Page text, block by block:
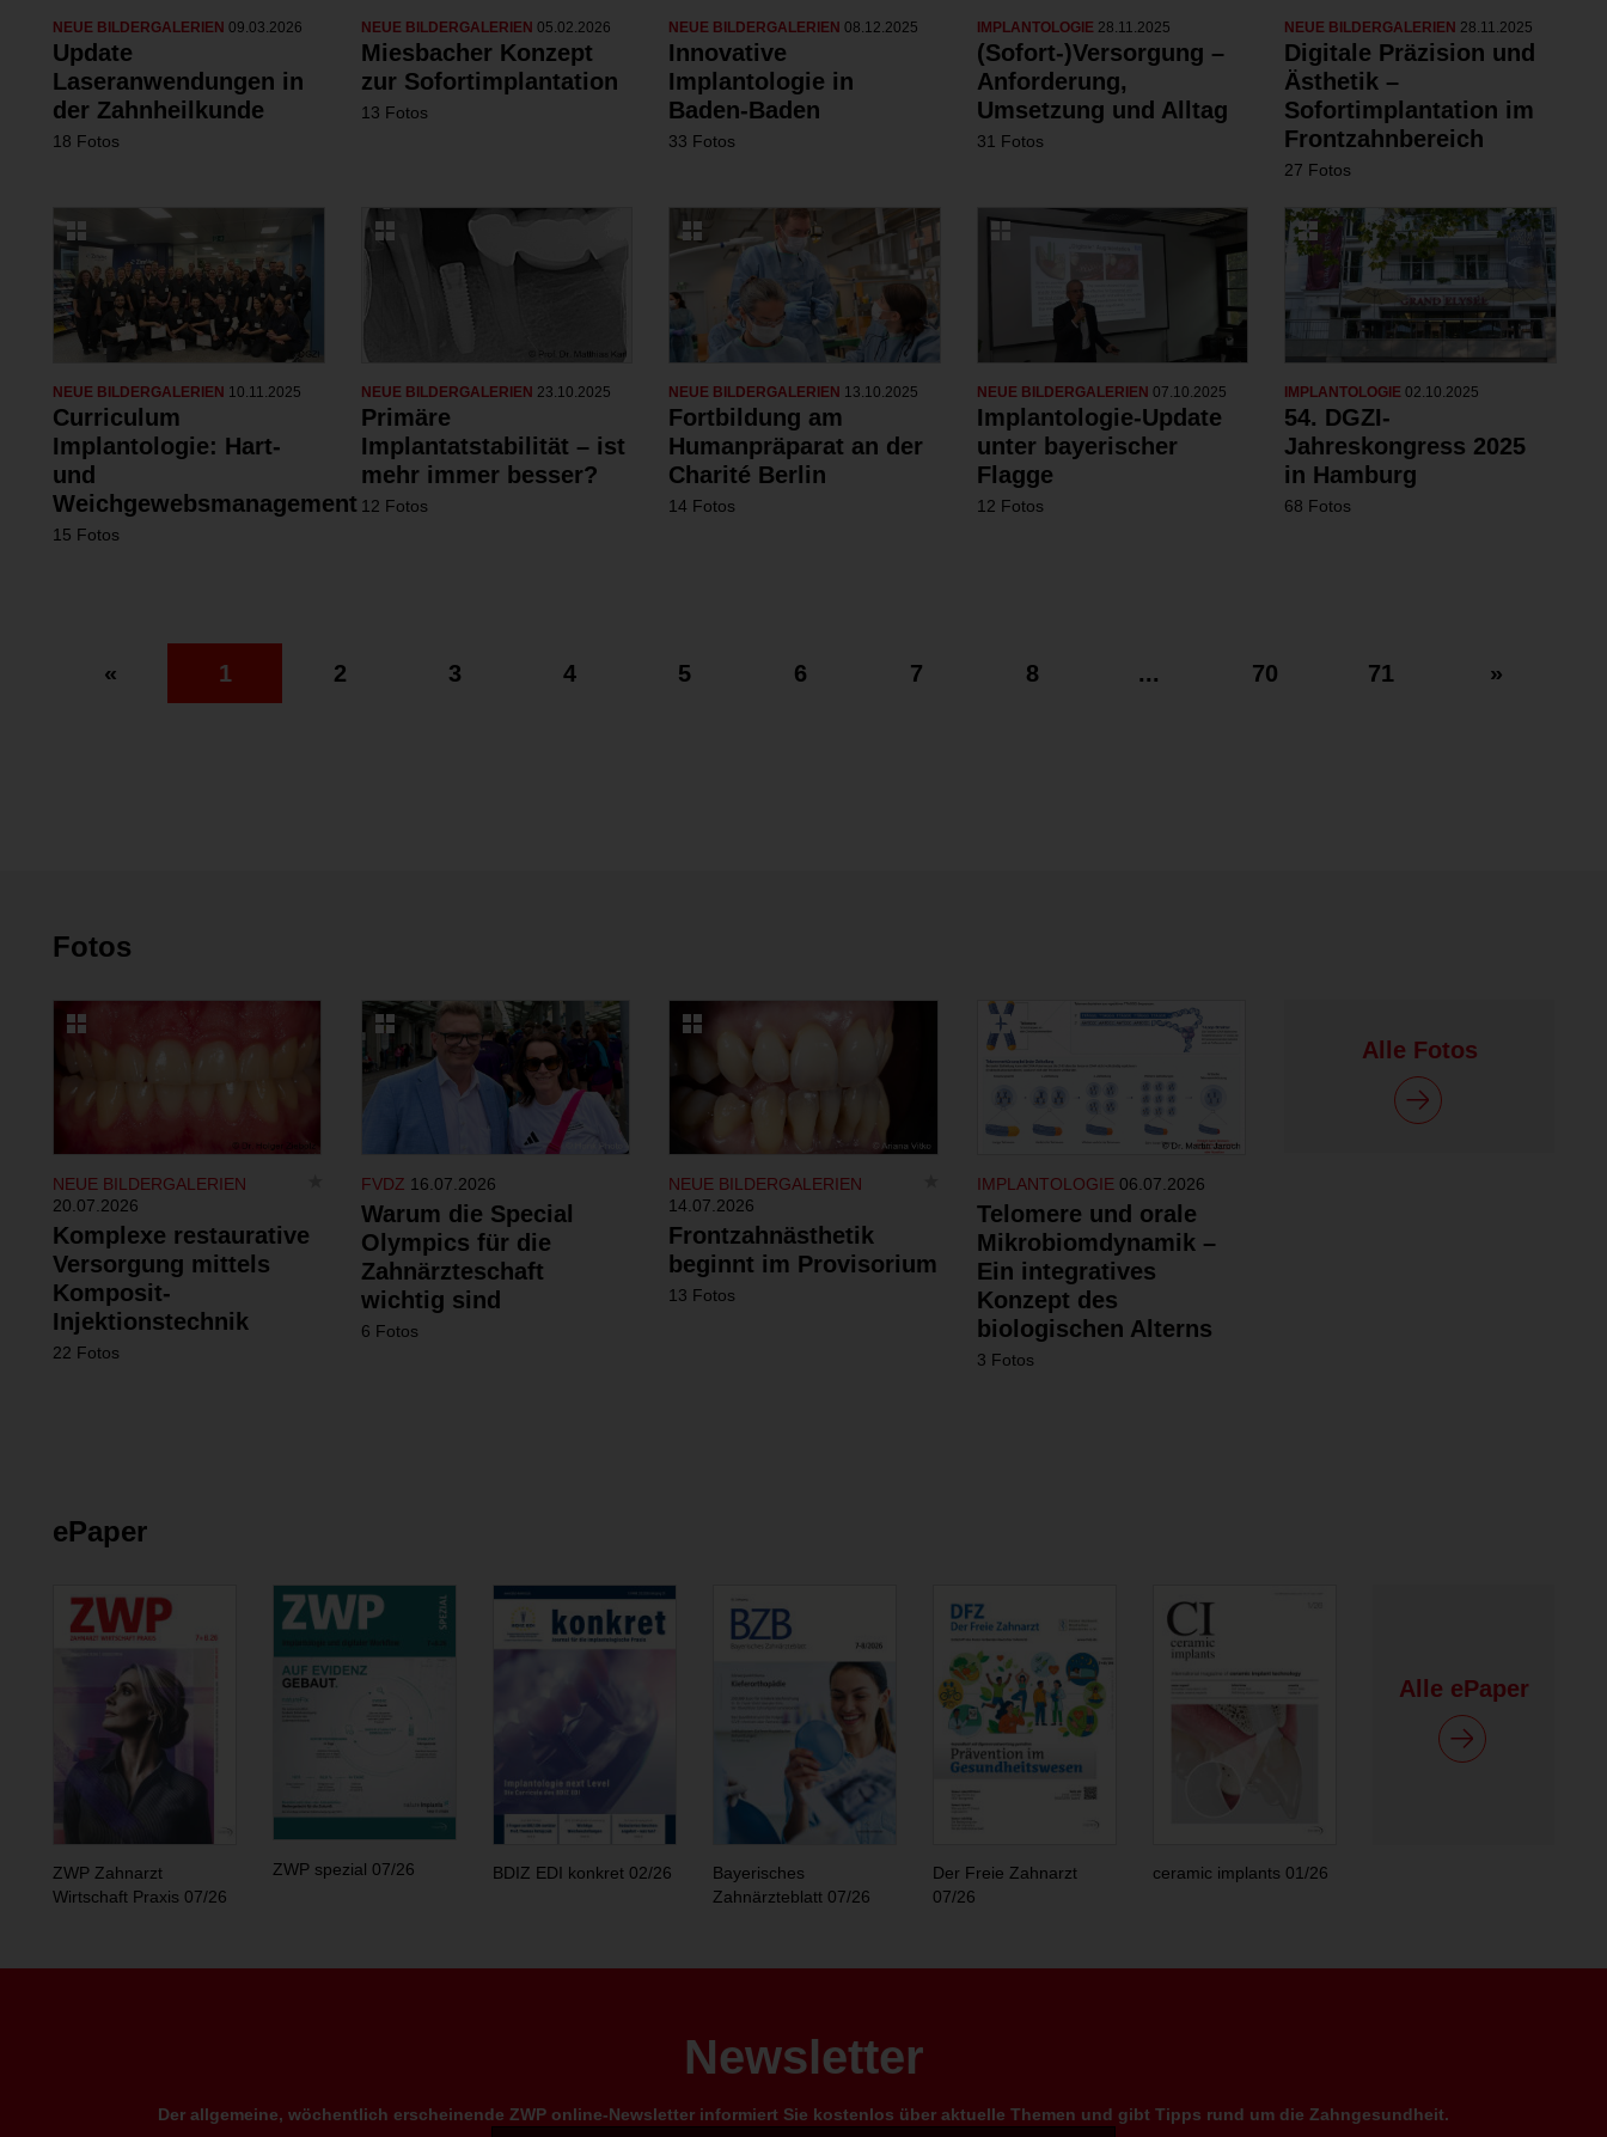
NEUE BILDERGALERIEN 09.03.2026
Update
Laseranwendungen in
der Zahnheilkunde
18 Fotos
NEUE BILDERGALERIEN 05.02.2026
Miesbacher Konzept
zur Sofortimplantation
13 Fotos
NEUE BILDERGALERIEN08.12.2025
Innovative
Implantologie in
Baden-Baden
33 Fotos
IMPLANTOLOGIE 28.11.2025
(Sofort-)Versorgung –
Anforderung,
Umsetzung und Alltag
31 Fotos
NEUE BILDERGALERIEN 28.11.2025
Digitale Präzision und
Ästhetik –
Sofortimplantation im
Frontzahnbereich
27 Fotos
NEUE BILDERGALERIEN 10.11.2025
Curriculum
Implantologie: Hart-
und
Weichgewebsmanagement
15 Fotos
NEUE BILDERGALERIEN 23.10.2025
Primäre
Implantatstabilität – ist
mehr immer besser?
12 Fotos
NEUE BILDERGALERIEN 13.10.2025
Fortbildung am
Humanpräparat an der
Charité Berlin
14 Fotos
NEUE BILDERGALERIEN 07.10.2025
Implantologie-Update
unter bayerischer
Flagge
12 Fotos
IMPLANTOLOGIE02.10.2025
54. DGZI-
Jahreskongress 2025
in Hamburg
68 Fotos
« 1 2 3 4 5 6 7 8 ... 70 71 »
Fotos
NEUE BILDERGALERIEN
20.07.2026
Komplexe restaurative
Versorgung mittels
Komposit-
Injektionstechnik
22 Fotos
FVDZ 16.07.2026
Warum die Special
Olympics für die
Zahnärzteschaft
wichtig sind
6 Fotos
NEUE BILDERGALERIEN
14.07.2026
Frontzahnästhetik
beginnt im Provisorium
13 Fotos
IMPLANTOLOGIE 06.07.2026
Telomere und orale
Mikrobiomdynamik –
Ein integratives
Konzept des
biologischen Alterns
3 Fotos
Alle Fotos
ePaper
ZWP Zahnarzt
Wirtschaft Praxis 07/26
ZWP spezial 07/26 BDIZ EDI konkret 02/26
Bayerisches
Zahnärzteblatt 07/26
Der Freie Zahnarzt
07/26
ceramic implants 01/26
Alle ePaper
Newsletter
Der allgemeine, wöchentlich erscheinende ZWP online-Newsletter informiert Sie kostenlos über aktuelle Themen und gibt Tipps rund um die Zahngesundheit.